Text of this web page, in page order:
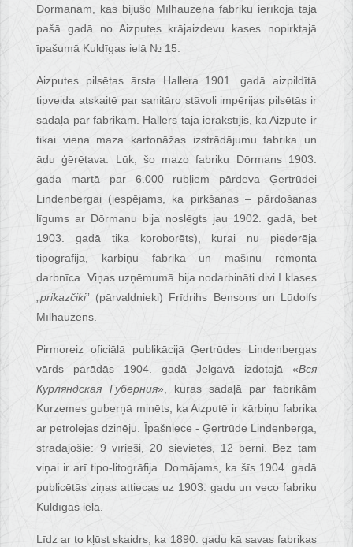
Dōrmanam, kas bijušo Mīlhauzena fabriku ierīkoja tajā
pašā gadā no Aizputes krājaizdevu kases nopirktajā
īpašumā Kuldīgas ielā № 15.
Aizputes pilsētas ārsta Hallera 1901. gadā aizpildītā
tipveida atskaitē par sanitāro stāvoli impērijas pilsētās ir
sadaļa par fabrikām. Hallers tajā ierakstījis, ka Aizputē ir
tikai viena maza kartonāžas izstrādājumu fabrika un
ādu ģērētava. Lūk, šo mazo fabriku Dōrmans 1903.
gada martā par 6.000 rubļiem pārdeva Ģertrūdei
Lindenbergai (iespējams, ka pirkšanas – pārdošanas
līgums ar Dōrmanu bija noslēgts jau 1902. gadā, bet
1903. gadā tika koroborēts), kurai nu piederēja
tipogrāfija, kārbiņu fabrika un mašīnu remonta
darbnīca. Viņas uzņēmumā bija nodarbināti divi I klases
„prikazčiki” (pārvaldnieki) Frīdrihs Bensons un Lūdolfs
Mīlhauzens.
Pirmoreiz oficiālā publikācijā Ģertrūdes Lindenbergas
vārds parādās 1904. gadā Jelgavā izdotajā «Вся
Курляндская Губерния», kuras sadaļā par fabrikām
Kurzemes guberņā minēts, ka Aizputē ir kārbiņu fabrika
ar petrolejas dzinēju. Īpašniece - Ģertrūde Lindenberga,
strādājošie: 9 vīrieši, 20 sievietes, 12 bērni. Bez tam
viņai ir arī tipo-litogrāfija. Domājams, ka šīs 1904. gadā
publicētās ziņas attiecas uz 1903. gadu un veco fabriku
Kuldīgas ielā.
Līdz ar to kļūst skaidrs, ka 1890. gadu kā savas fabrikas